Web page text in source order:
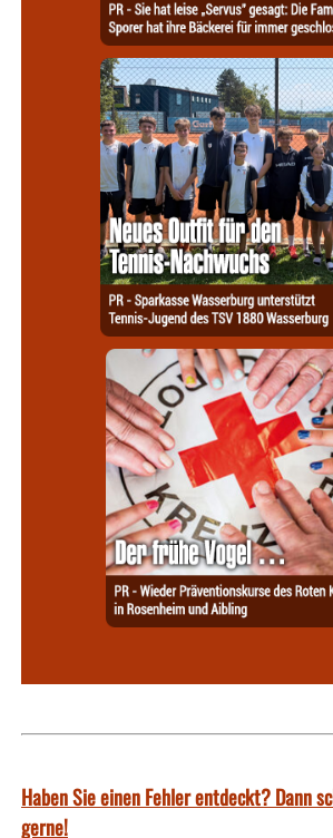
Haben Sie einen Fehler entdeckt? Dann
gerne!